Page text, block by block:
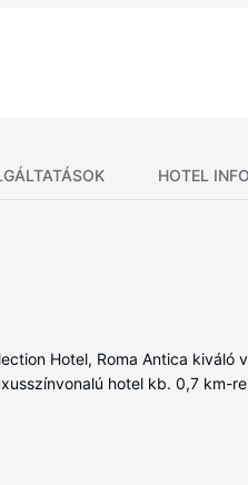
HOTEL
Hotel, Roma Antica
hotel kb. 0,7 km-
szolgálja. A(z) privát